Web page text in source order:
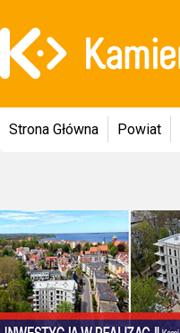
Strona Główna Powiat